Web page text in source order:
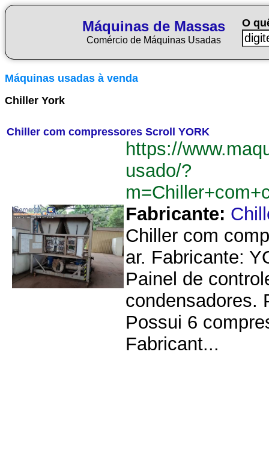
Máquinas de Massas
Comércio de Máquinas Usadas
O
Máquinas usadas à venda
Chiller York
Chiller com compressores Scroll YORK
https://
usado/?
Fabricante:
Chiller com
ar. Fabricante:
Painel de
condensadores.
Possui 6
Fabricant...